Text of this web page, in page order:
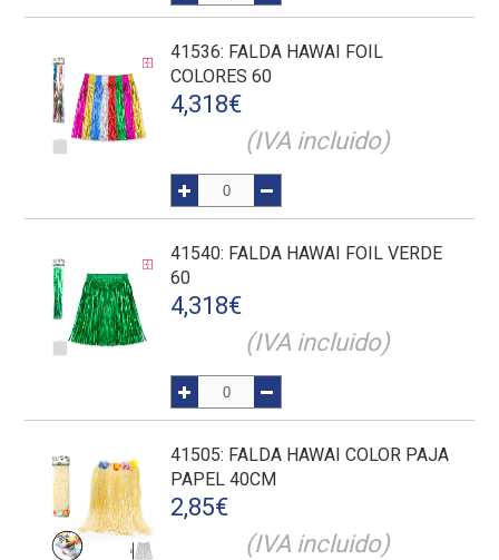
41536: FALDA HAWAI FOIL
COLORES 60
4,318€
(IVA incluido)
41540: FALDA HAWAI FOIL VERDE
60
4,318€
(IVA incluido)
41505: FALDA HAWAI COLOR PAJA
PAPEL 40CM
2,85€
(IVA incluido)